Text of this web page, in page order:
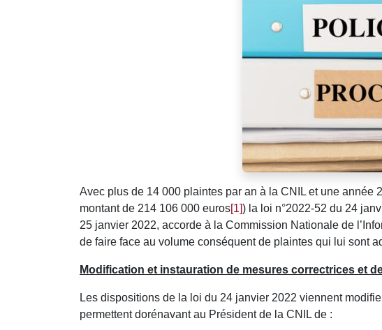
Avec plus de 14 000 plaintes par an à la CNIL et une
montant de 214 106 000 euros[1]) la loi n°2022-52 du 24
25 janvier 2022, accorde à la Commission Nationale de
de faire face au volume conséquent de plaintes qui lui sont
Modification et instauration de mesures correctrices et
Les dispositions de la loi du 24 janvier 2022 viennent
permettent dorénavant au Président de la CNIL de :